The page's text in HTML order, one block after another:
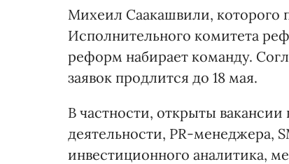
Михеил Саакашвили, которого
Исполнительного комитета
реформ набирает команду.
заявок продлится до 18 мая.
В частности, открыты
деятельности, PR-менеджера,
инвестиционного аналитика,